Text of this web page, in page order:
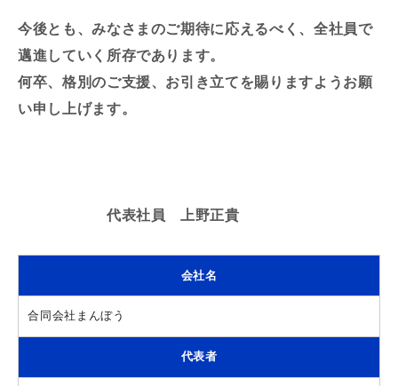
今後とも、みなさまのご期待に応えるべく、全社員で
邁進していく所存であります。
何卒、格別のご支援、お引き立てを賜りますようお願
い申し上げます。
代表社員 上野正貴
会社名
合同会社まんぼう
代表者